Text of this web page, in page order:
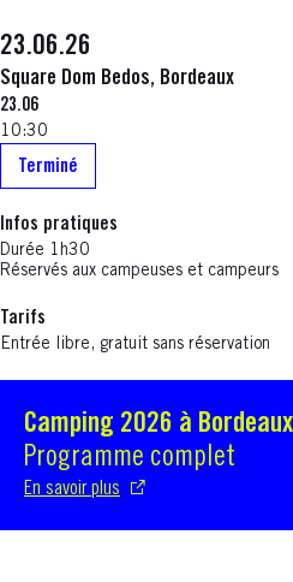
23.06.26
Square Dom Bedos, Bordeaux
23.06
10:30
Terminé
Infos pratiques
Durée 1h30
Réservés aux campeuses et campeurs
Tarifs
Entrée libre, gratuit sans réservation
Camping 2026 à Bordeaux
Programme complet
En savoir plus
S'ouvre dans une nouvelle fenêtre